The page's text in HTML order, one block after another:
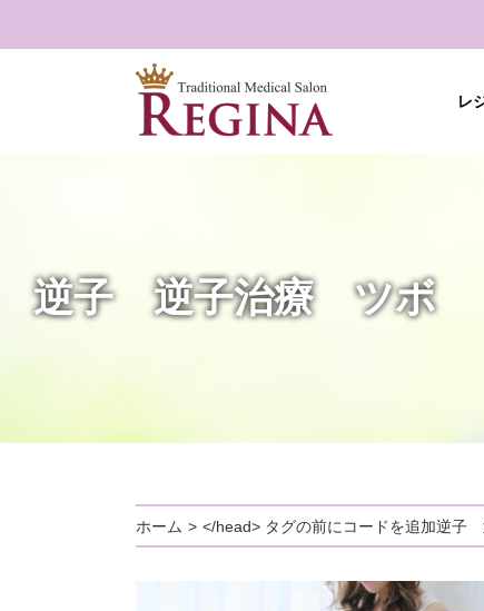
レ
逆子 逆子治療 ツボ
ホーム </head> タグの前にコードを追加逆子